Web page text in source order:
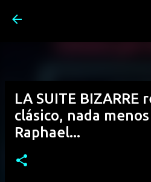
LA SUITE BIZARRE
clásico, nada
Raphael...